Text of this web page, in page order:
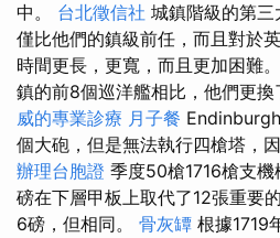
中。 台北徵信社 城鎮階級的第
僅比他們的鎮級前任，而且對於
時間更長，更寬，而且更加困難。
鎮的前8個巡洋艦相比，他們更換
威的專業診療 月子餐
個大砲，但是無法執行四槍塔，
辦理台胞證 季度50槍1716槍支
磅在下層甲板上取代了12張重要
6磅，但相同。 骨灰罈 根據1719